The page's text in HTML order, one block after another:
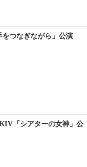
をつなぎながら」公演
「シアターの女神」公